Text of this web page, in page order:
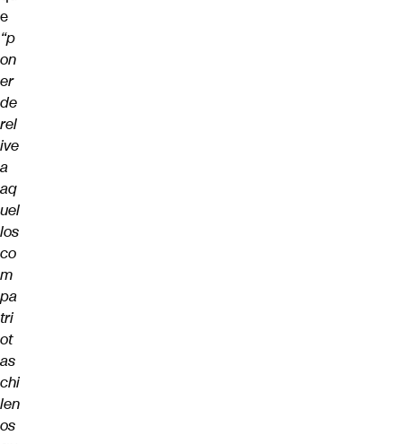
e
“p
on
er
de
rel
ive
a
aq
uel
los
co
m
pa
tri
ot
as
chi
len
os